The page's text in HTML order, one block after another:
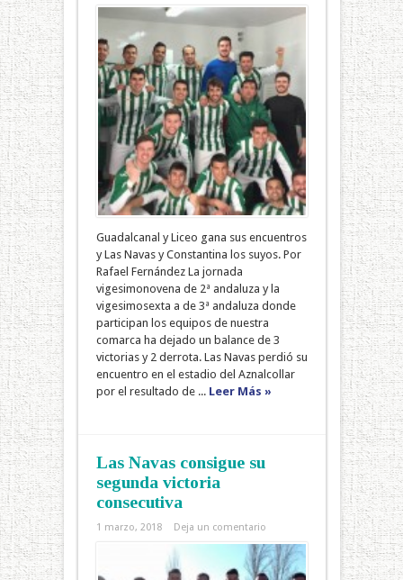
Guadalcanal y Liceo gana sus encuentros
y Las Navas y Constantina los suyos. Por
Rafael Fernández La jornada
vigesimonovena de 2ª andaluza y la
vigesimosexta a de 3ª andaluza donde
participan los equipos de nuestra
comarca ha dejado un balance de 3
victorias y 2 derrota. Las Navas perdió su
encuentro en el estadio del Aznalcollar
por el resultado de ... Leer Más »
Las Navas consigue su
segunda victoria
consecutiva
1 marzo, 2018 Deja un comentario